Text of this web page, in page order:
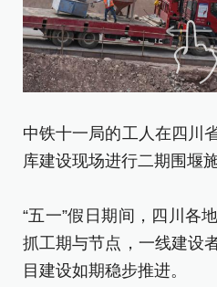
中铁十一局的工人在四川
库建设现场进行二期围堰
“五一”假日期间，四川各
抓工期与节点，一线建设
目建设如期稳步推进。